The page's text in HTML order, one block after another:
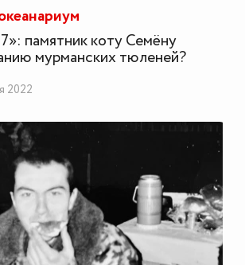
памятник коту Семёну
мурманских тюленей?
2022